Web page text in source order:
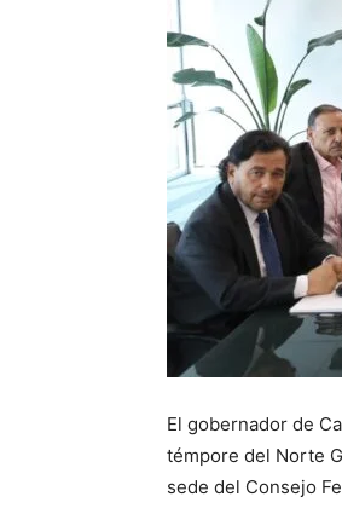
El gobernador de
témpore del Norte
sede del Consejo